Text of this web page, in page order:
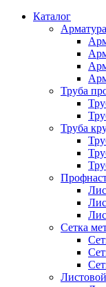
Каталог
Труба
Труба
Сетка